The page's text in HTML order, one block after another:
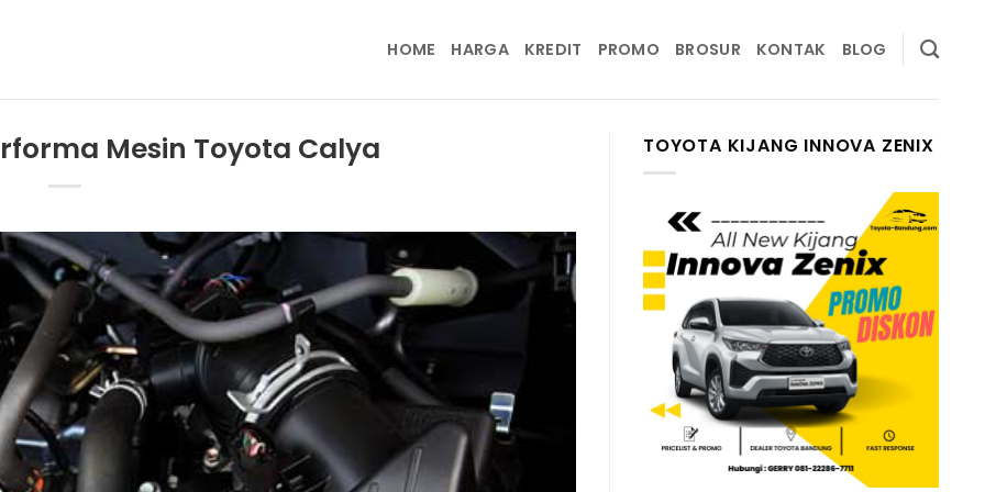
HOME HARGA KREDIT PROMO BROSUR KONTAK BLOG
Mesin Toyota Calya TOYOTA KIJANG INNOVA ZENIX